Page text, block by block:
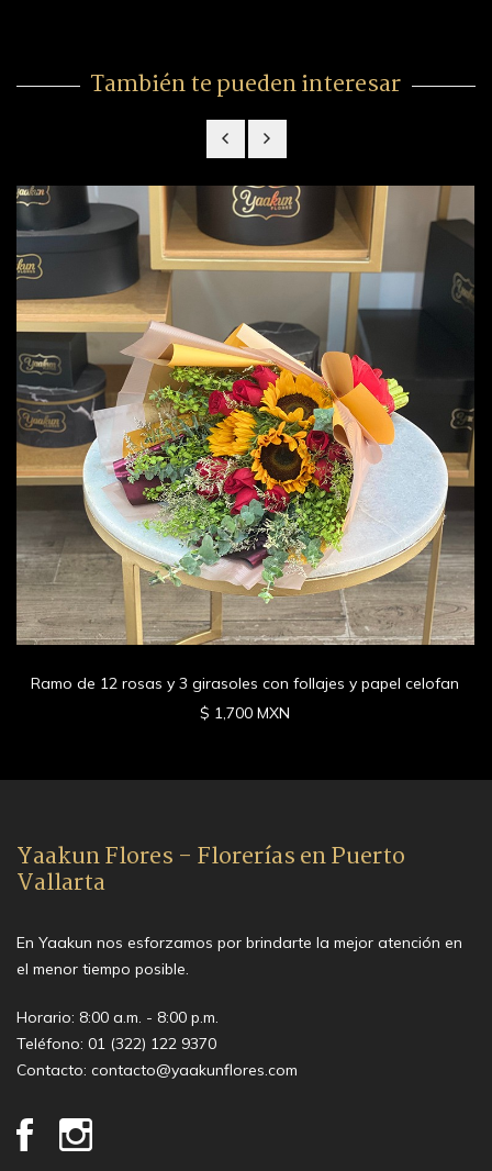
También te pueden interesar
Ramo de 12 rosas y 3 girasoles con follajes y papel celofan
$ 1,700 MXN
Yaakun Flores - Florerías en Puerto
Vallarta
En Yaakun nos esforzamos por brindarte la mejor atención en
el menor tiempo posible.
Horario: 8:00 a.m. - 8:00 p.m.
Teléfono: 01 (322) 122 9370
Contacto: contacto@yaakunflores.com